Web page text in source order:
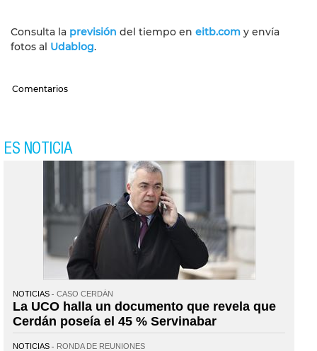
Consulta la previsión del tiempo en eitb.com y envía
fotos al Udablog.
Comentarios
ES NOTICIA
NOTICIAS CASO CERDÁN
La UCO halla un documento que revela que
Cerdán poseía el 45 % Servinabar
NOTICIAS RONDA DE REUNIONES